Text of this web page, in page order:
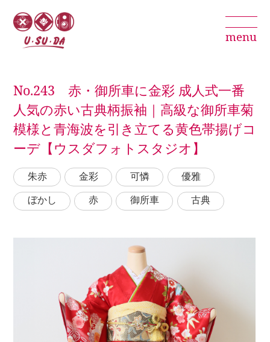
menu
No.243 赤・御所車に金彩 成人式一番
人気の赤い古典柄振袖｜高級な御所車菊
模様と青海波を引き立てる黄色帯揚げコ
ーデ【ウスダフォトスタジオ】
朱赤 金彩 可憐
優雅
ぼかし
赤 御所車 古典